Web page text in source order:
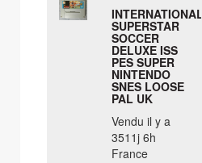
INTERNATIONAL
SUPERSTAR
SOCCER
DELUXE ISS
PES SUPER
NINTENDO
SNES LOOSE
PAL UK
Vendu il y a
3511j 6h
France